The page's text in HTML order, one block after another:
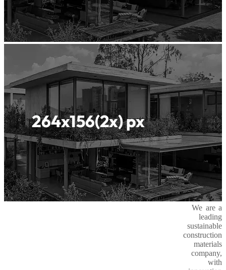
We are a
leading
sustainable
construction
materials
company,
with